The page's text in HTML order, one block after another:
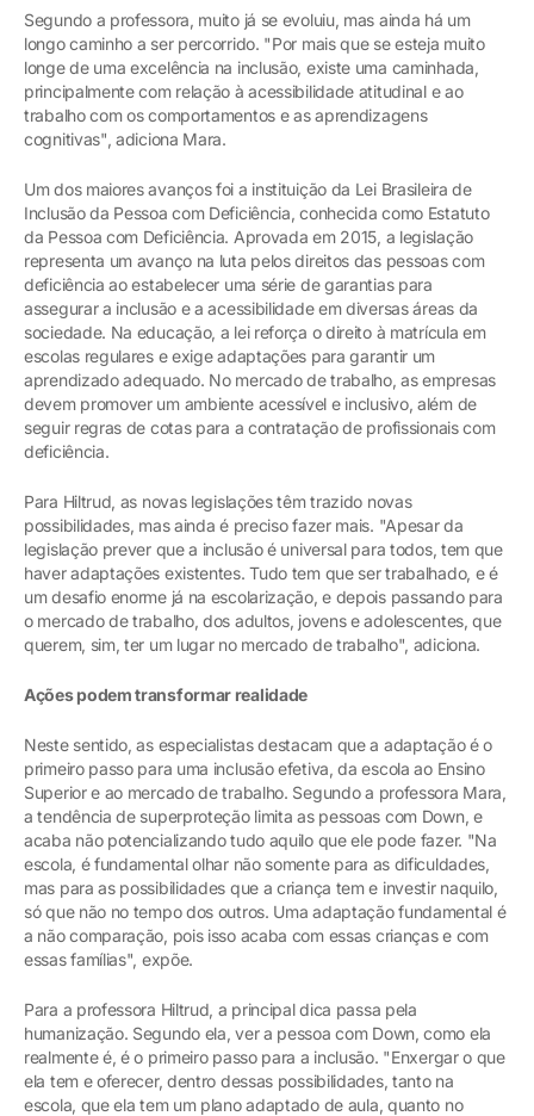
Segundo a professora, muito já se evoluiu, mas ainda há um
longo caminho a ser percorrido. "Por mais que se esteja muito
longe de uma excelência na inclusão, existe uma caminhada,
principalmente com relação à acessibilidade atitudinal e ao
trabalho com os comportamentos e as aprendizagens
cognitivas", adiciona Mara.
Um dos maiores avanços foi a instituição da Lei Brasileira de
Inclusão da Pessoa com Deficiência, conhecida como Estatuto
da Pessoa com Deficiência. Aprovada em 2015, a legislação
representa um avanço na luta pelos direitos das pessoas com
deficiência ao estabelecer uma série de garantias para
assegurar a inclusão e a acessibilidade em diversas áreas da
sociedade. Na educação, a lei reforça o direito à matrícula em
escolas regulares e exige adaptações para garantir um
aprendizado adequado. No mercado de trabalho, as empresas
devem promover um ambiente acessível e inclusivo, além de
seguir regras de cotas para a contratação de profissionais com
deficiência.
Para Hiltrud, as novas legislações têm trazido novas
possibilidades, mas ainda é preciso fazer mais. "Apesar da
legislação prever que a inclusão é universal para todos, tem que
haver adaptações existentes. Tudo tem que ser trabalhado, e é
um desafio enorme já na escolarização, e depois passando para
o mercado de trabalho, dos adultos, jovens e adolescentes, que
querem, sim, ter um lugar no mercado de trabalho", adiciona.
Ações podem transformar realidade
Neste sentido, as especialistas destacam que a adaptação é o
primeiro passo para uma inclusão efetiva, da escola ao Ensino
Superior e ao mercado de trabalho. Segundo a professora Mara,
a tendência de superproteção limita as pessoas com Down, e
acaba não potencializando tudo aquilo que ele pode fazer. "Na
escola, é fundamental olhar não somente para as dificuldades,
mas para as possibilidades que a criança tem e investir naquilo,
só que não no tempo dos outros. Uma adaptação fundamental é
a não comparação, pois isso acaba com essas crianças e com
essas famílias", expõe.
Para a professora Hiltrud, a principal dica passa pela
humanização. Segundo ela, ver a pessoa com Down, como ela
realmente é, é o primeiro passo para a inclusão. "Enxergar o que
ela tem e oferecer, dentro dessas possibilidades, tanto na
escola, que ela tem um plano adaptado de aula, quanto no